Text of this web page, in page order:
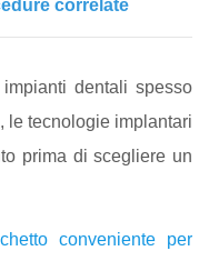
correlate
dentali spesso
le tecnologie implantari
prima di scegliere un
conveniente per